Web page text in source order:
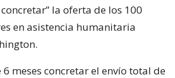
la oferta de los 100
en asistencia humanitaria
6 meses concretar el envío total de